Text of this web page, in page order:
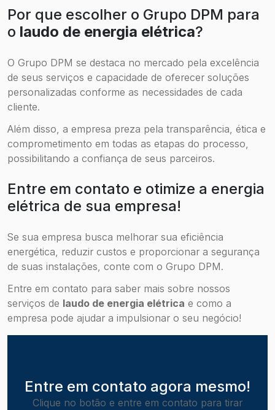
Por que escolher o Grupo DPM para
o laudo de energia elétrica?
O Grupo DPM se destaca no mercado pela excelência
de seus serviços e capacidade de oferecer soluções
personalizadas conforme as necessidades de cada
cliente.
Além disso, a empresa preza pela transparência, ética e
comprometimento em todas as etapas do processo,
possibilitando a confiança de seus parceiros.
Entre em contato e otimize a energia
elétrica de sua empresa!
Se sua empresa busca melhorar sua eficiência
energética, reduzir custos e proporcionar a segurança
de suas instalações, conte com o Grupo DPM.
Entre em contato para saber mais sobre nossos
serviços de laudo de energia elétrica e como a
empresa pode ajudar a impulsionar o seu negócio!
Entre em contato agora mesmo!
Clique no botão e entre em contato para tirar